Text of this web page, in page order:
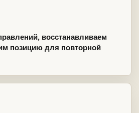
восстанавливаем
позицию для повторной